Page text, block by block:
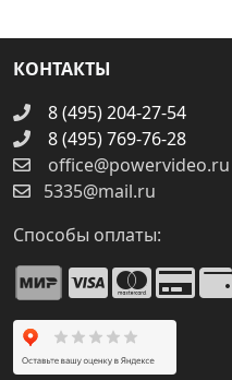
КОНТАКТЫ
8 (495) 204-27-54
8 (495) 769-76-28
office@powervideo.ru
5335@mail.ru
Способы оплаты: